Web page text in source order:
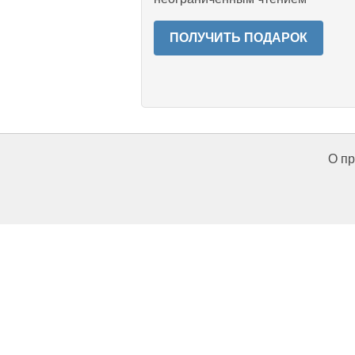
ПОЛУЧИТЬ ПОДАРОК
О